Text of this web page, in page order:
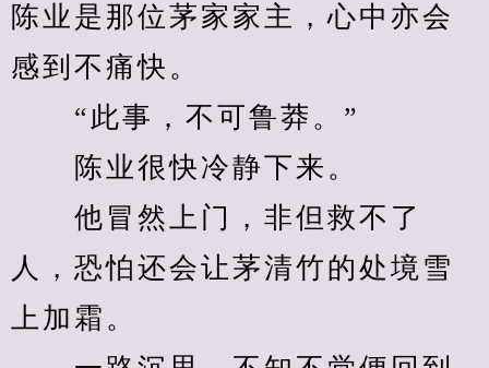
陈业是那位茅家家主，心中亦会
感到不痛快。
“此事，不可鲁莽。”
陈业很快冷静下来。
他冒然上门，非但救不了
人，恐怕还会让茅清竹的处境雪
上加霜。